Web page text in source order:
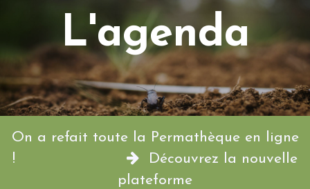
L'agenda
On a refait toute la Permathèque en ligne
!
Découvrez la nouvelle
plateforme